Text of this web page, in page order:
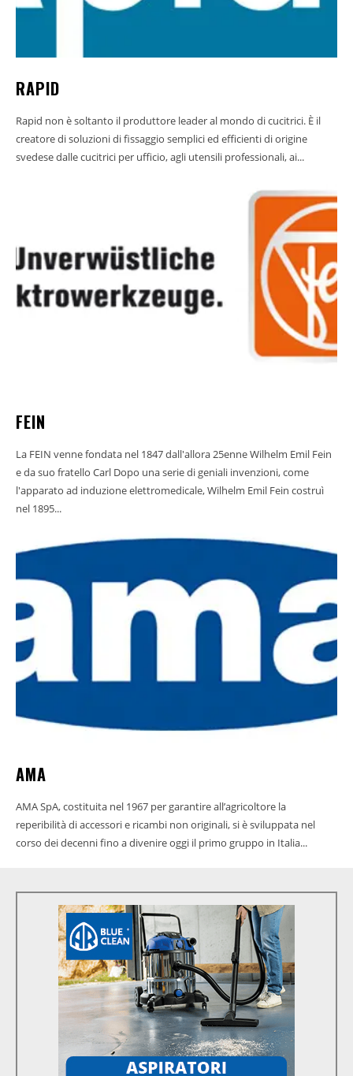
RAPID
Rapid non è soltanto il produttore leader al mondo di cucitrici. È il
creatore di soluzioni di fissaggio semplici ed efficienti di origine
svedese dalle cucitrici per ufficio, agli utensili professionali, ai...
FEIN
La FEIN venne fondata nel 1847 dall'allora 25enne Wilhelm Emil Fein
e da suo fratello Carl Dopo una serie di geniali invenzioni, come
l'apparato ad induzione elettromedicale, Wilhelm Emil Fein costruì
nel 1895...
AMA
AMA SpA, costituita nel 1967 per garantire all’agricoltore la
reperibilità di accessori e ricambi non originali, si è sviluppata nel
corso dei decenni fino a divenire oggi il primo gruppo in Italia...